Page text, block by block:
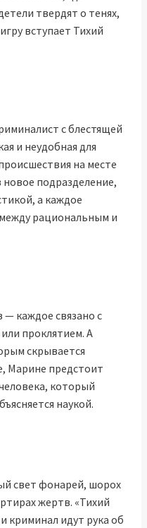
твердят о тенях,
вступает Тихий
с блестящей
и неудобная для
на месте
подразделение,
а каждое
рациональным и
— каждое связано с
проклятием. А
скрывается
Марине предстоит
который
наукой.
свет фонарей, шорох
жертв. «Тихий
криминал идут рука об